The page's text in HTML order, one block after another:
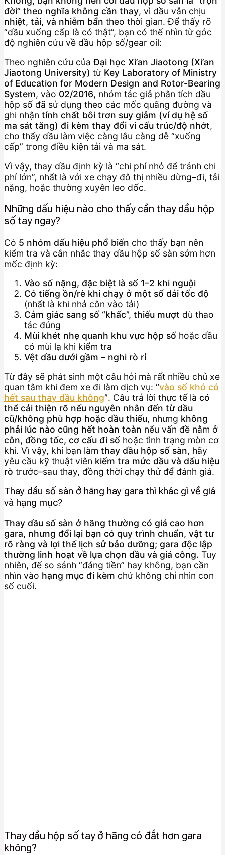
đời” theo nghĩa không cần thay, vì dầu vẫn chịu
nhiệt, tải, và nhiễm bẩn theo thời gian. Để thấy rõ
“dầu xuống cấp là có thật”, bạn có thể nhìn từ góc
độ nghiên cứu về dầu hộp số/gear oil:
Theo nghiên cứu củaĐại học Xi’an Jiaotong (Xi’an
Jiaotong University) từ Key Laboratory of Ministry
of Education for Modern Design and Rotor-Bearing
System, vào 02/2016, nhóm tác giả phân tích dầu
hộp số đã sử dụng theo các mốc quãng đường và
ghi nhận tính chất bôi trơn suy giảm (ví dụ hệ số
ma sát tăng) đi kèm thay đổi vi cấu trúc/độ nhớt,
cho thấy dầu làm việc càng lâu càng dễ “xuống
cấp” trong điều kiện tải và ma sát.
Vì vậy, thay dầu định kỳ là “chi phí nhỏ để tránh chi
phí lớn”, nhất là với xe chạy đô thị nhiều dừng–đi, tải
nặng, hoặc thường xuyên leo dốc.
Những dấu hiệu nào cho thấy cần thay dầu hộp
số tay ngay?
Có 5 nhóm dấu hiệu phổ biến cho thấy bạn nên
kiểm tra và cân nhắc thay dầu hộp số sàn sớm hơn
mốc định kỳ:
Vào số nặng, đặc biệt là số 1–2 khi nguội
Có tiếng ồn/rè khi chạy ở một số dải tốc độ
(nhất là khi nhả côn vào tải)
Cảm giác sang số “khấc”, thiếu mượt dù thao
tác đúng
Mùi khét nhẹ quanh khu vực hộp số hoặc dầu
có mùi lạ khi kiểm tra
Vệt dầu dưới gầm – nghi rò rỉ
Từ đây sẽ phát sinh một câu hỏi mà rất nhiều chủ xe
quan tâm khi đem xe đi làm dịch vụ: “vào số khó có
hết sau thay dầu không”. Câu trả lời thực tế là có
thể cải thiện rõ nếu nguyên nhân đến từ dầu
cũ/không phù hợp hoặc dầu thiếu, nhưng không
phải lúc nào cũng hết hoàn toàn nếu vấn đề nằm ở
côn, đồng tốc, cơ cấu đi số hoặc tình trạng mòn cơ
khí. Vì vậy, khi bạn làm thay dầu hộp số sàn, hãy
yêu cầu kỹ thuật viên kiểm tra mức dầu và dấu hiệu
rò trước–sau thay, đồng thời chạy thử để đánh giá.
Thay dầu số sàn ở hãng hay gara thì khác gì về giá
và hạng mục?
Thay dầu số sàn ở hãng thường có giá cao hơn
gara, nhưng đổi lại bạn có quy trình chuẩn, vật tư
rõ ràng và lợi thế lịch sử bảo dưỡng; gara độc lập
thường linh hoạt về lựa chọn dầu và giá công. Tuy
nhiên, để so sánh “đáng tiền” hay không, bạn cần
nhìn vào hạng mục đi kèm chứ không chỉ nhìn con
số cuối.
Thay dầu hộp số tay ở hãng có đắt hơn gara
không?